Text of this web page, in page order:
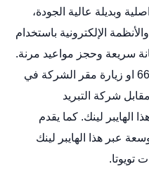
وبديلة عالية الجودة،
الإلكترونية باستخدام
سريعة وحجز مواعيد مرنة.
يمكن التواصل عبر الرقم 66633305 او زيارة مقر الشركة في
مقابل شركة التبريد
الهايبر لينك. كما يقدم
عبر هذا الهايبر لينك
تويوتا.